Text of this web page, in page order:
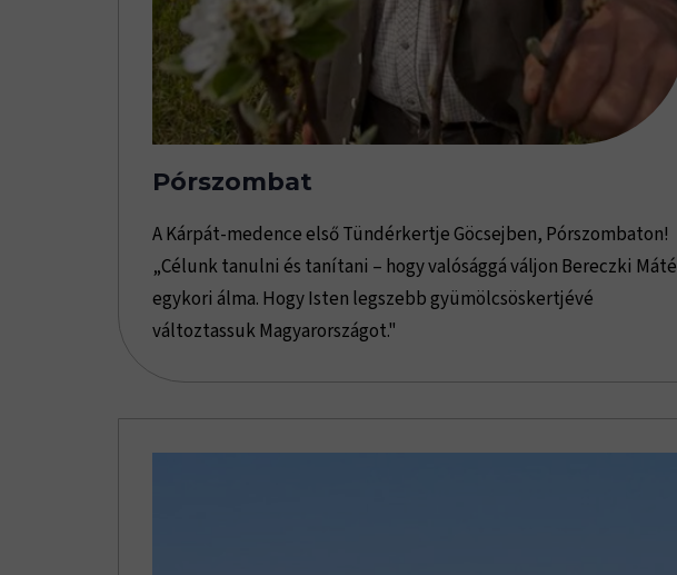
Pórszombat
A Kárpát-medence első Tündérkertje Göcsejben, Pórszombaton!
„Célunk tanulni és tanítani – hogy valósággá váljon Bereczki Máté
egykori álma. Hogy Isten legszebb gyümölcsöskertjévé
változtassuk Magyarországot."